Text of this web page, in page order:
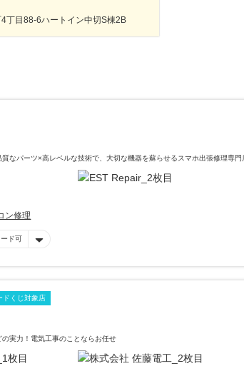
丁目88-6ハートイン中切S棟2B
なパーツ×高レベルな技術で、大切な機器を蘇らせるスマホ出張修理専門
ン修理
ード可
ドくじ対象店
実力！電気工事のことならお任せ